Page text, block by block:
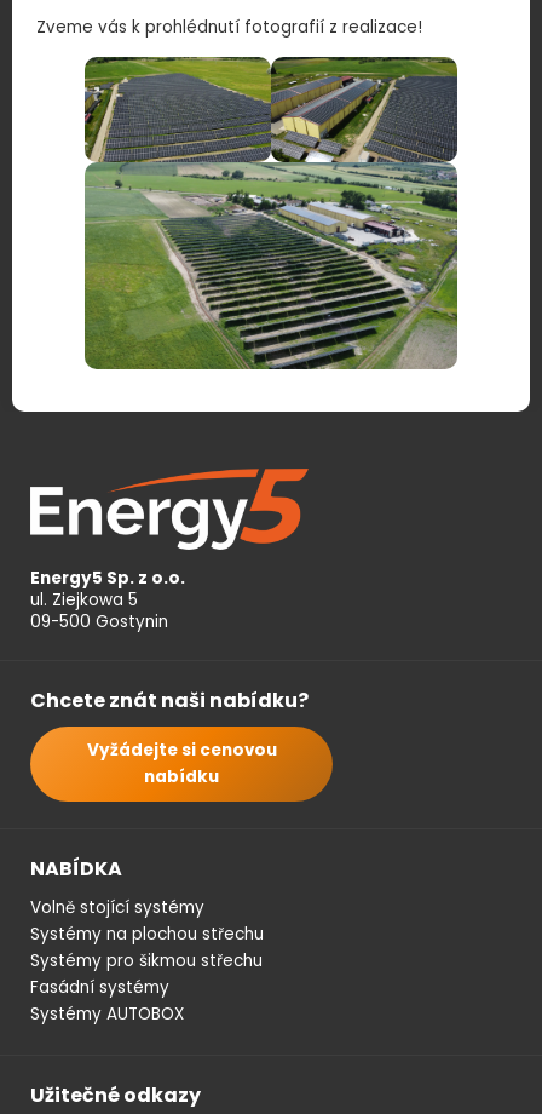
Zveme vás k prohlédnutí fotografií z realizace!
Energy5 Sp. z o.o.
ul. Ziejkowa 5
09-500 Gostynin
Chcete znát naši nabídku?
Vyžádejte si cenovou
nabídku
NABÍDKA
Volně stojící systémy
Systémy na plochou střechu
Systémy pro šikmou střechu
Fasádní systémy
Systémy AUTOBOX
Užitečné odkazy